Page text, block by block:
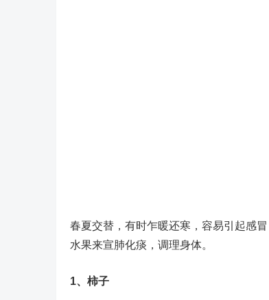
春夏交替，有时乍暖还寒，容易引起感
水果来宣肺化痰，调理身体。
1、柿子